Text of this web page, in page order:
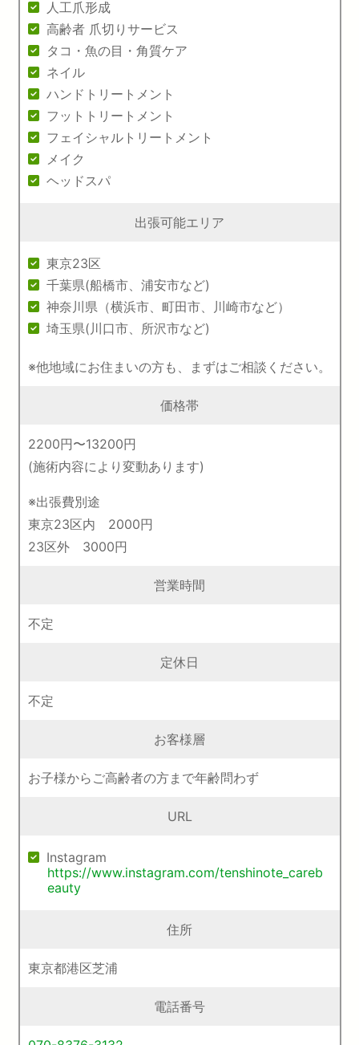
人工爪形成
高齢者 爪切りサービス
タコ・魚の目・角質ケア
ネイル
ハンドトリートメント
フットトリートメント
フェイシャルトリートメント
メイク
ヘッドスパ
出張可能エリア
東京23区
千葉県(船橋市、浦安市など)
神奈川県（横浜市、町田市、川崎市など）
埼玉県(川口市、所沢市など)
※他地域にお住まいの方も、まずはご相談ください。
価格帯
2200円〜13200円
(施術内容により変動あります)
※出張費別途
東京23区内 2000円
23区外 3000円
営業時間
不定
定休日
不定
お客様層
お子様からご高齢者の方まで年齢問わず
URL
Instagram
https://www.instagram.com/tenshinote_careb
eauty
住所
東京都港区芝浦
電話番号